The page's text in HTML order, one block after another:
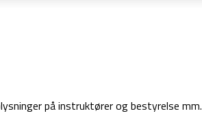
på instruktører og bestyrelse mm.